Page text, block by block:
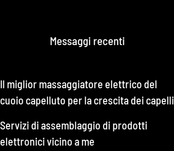
Messaggi recenti
Il miglior massaggiatore elettrico del
cuoio capelluto per la crescita dei capelli
Servizi di assemblaggio di prodotti
elettronici vicino a me